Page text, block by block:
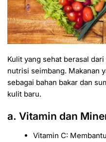
Kulit yang sehat berasal
nutrisi seimbang. Makanan
sebagai bahan bakar dan
kulit baru.
a. Vitamin dan
Vitamin C: